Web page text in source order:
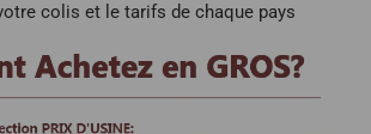
colis et le tarifs de chaque pays